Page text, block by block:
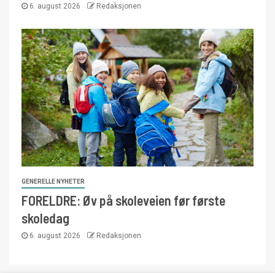
6. august 2026 Redaksjonen
GENERELLE NYHETER
FORELDRE: Øv på skoleveien før første
skoledag
6. august 2026 Redaksjonen